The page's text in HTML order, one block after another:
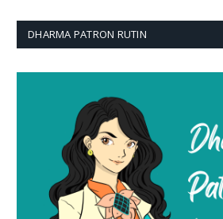
DHARMA PATRON RUTIN